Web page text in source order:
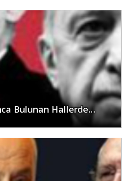
Bulunan Hallerde…